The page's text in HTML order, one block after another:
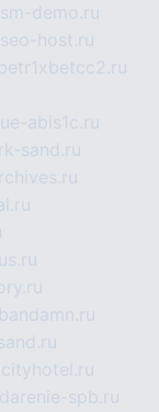
demo.ru
host.ru
e-abis1c.ru
sand.ru
bandamn.ru
spb.ru